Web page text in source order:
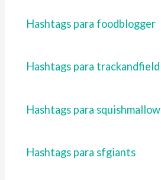
Hashtags para foodblogger
Hashtags para trackandfield
Hashtags para squishmallow
Hashtags para sfgiants